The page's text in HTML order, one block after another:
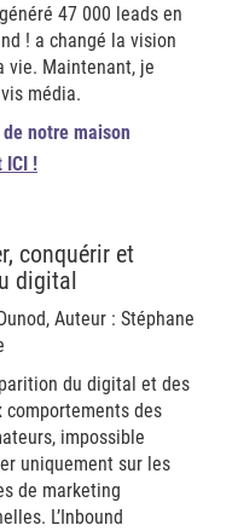
47 000 leads en
! a changé la vision
vie. Maintenant, je
média.
notre maison
ICI !
conquérir et
digital
Auteur : Stéphane
du digital et des
comportements des
impossible
uniquement sur les
de marketing
L’Inbound